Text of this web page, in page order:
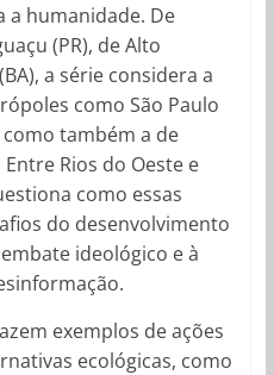
a humanidade. De
(PR), de Alto
a série considera a
como São Paulo
como também a de
Rios do Oeste e
como essas
do desenvolvimento
ideológico e à
exemplos de ações
ecológicas, como